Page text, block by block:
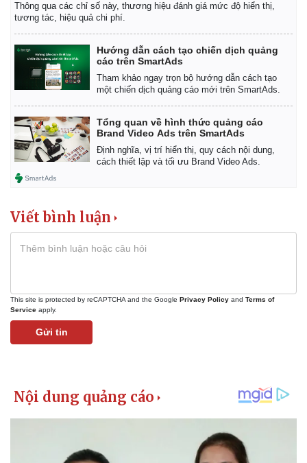
Pháp luật
Vụ án
Tin nóng
Tư vấn luật
Thông qua các chỉ số này, thương hiệu đánh giá mức độ hiển thị,
tương tác, hiệu quả chi phí.
Hướng dẫn cách tạo chiến dịch quảng
cáo trên SmartAds
Tham khảo ngay trọn bộ hướng dẫn cách tạo
một chiến dịch quảng cáo mới trên SmartAds.
Tổng quan về hình thức quảng cáo
Brand Video Ads trên SmartAds
Định nghĩa, vị trí hiển thị, quy cách nội dung,
cách thiết lập và tối ưu Brand Video Ads.
Viết bình luận
This site is protected by reCAPTCHA and the Google Privacy Policy and Terms of
Service apply.
Gửi tin